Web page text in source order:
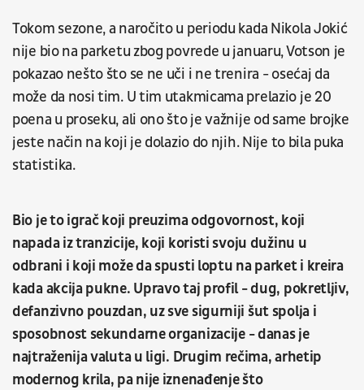
Tokom sezone, a naročito u periodu kada Nikola Jokić
nije bio na parketu zbog povrede u januaru, Votson je
pokazao nešto što se ne uči i ne trenira - osećaj da
može da nosi tim. U tim utakmicama prelazio je 20
poena u proseku, ali ono što je važnije od same brojke
jeste način na koji je dolazio do njih. Nije to bila puka
statistika.
Bio je to igrač koji preuzima odgovornost, koji
napada iz tranzicije, koji koristi svoju dužinu u
odbrani i koji može da spusti loptu na parket i kreira
kada akcija pukne. Upravo taj profil - dug, pokretljiv,
defanzivno pouzdan, uz sve sigurniji šut spolja i
sposobnost sekundarne organizacije - danas je
najtraženija valuta u ligi. Drugim rečima, arhetip
modernog krila, pa nije iznenađenje što